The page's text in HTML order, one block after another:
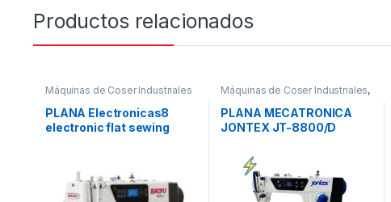
Productos relacionados
Máquinas de Coser Industriales
PLANA Electronicas8
electronic flat sewing
Máquinas de Coser Industriales,
Máquinas Planas (Costura
Recta)
PLANA MECATRONICA
JONTEX JT-8800/D